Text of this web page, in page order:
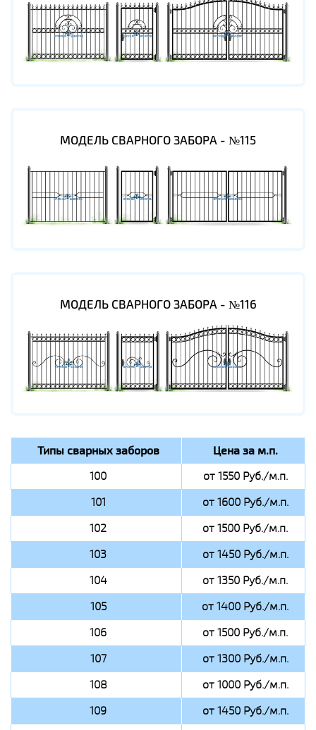
МОДЕЛЬ СВАРНОГО ЗАБОРА - №115
МОДЕЛЬ СВАРНОГО ЗАБОРА - №116
Типы сварных заборов Цена за м.п.
100
от 1550 Руб./м.п.
101
от 1600 Руб./м.п.
102
от 1500 Руб./м.п.
103
от 1450 Руб./м.п.
104
от 1350 Руб./м.п.
105
от 1400 Руб./м.п.
106
от 1500 Руб./м.п.
107
от 1300 Руб./м.п.
108
от 1000 Руб./м.п.
109
от 1450 Руб./м.п.